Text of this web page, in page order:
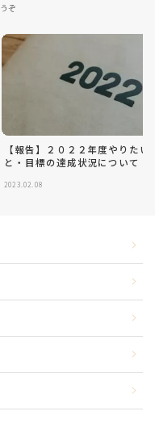
ぞ
【報告】２０２２年度やりたい
と・目標の達成状況について
2023.02.08